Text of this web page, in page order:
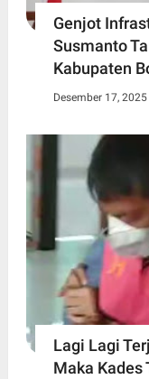
Genjot
Susmanto
Kabupaten
Desember 17, 2025
Lagi Lagi
Maka Kades